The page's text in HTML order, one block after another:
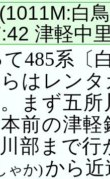
白
津軽中
485系〔
はレン
まず五
前の津
部まで
ゃか)から